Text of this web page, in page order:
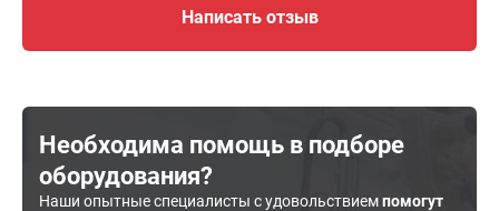
Написать отзыв
Необходима помощь в подборе
оборудования?
Наши опытные специалисты с удовольствиемпомогут